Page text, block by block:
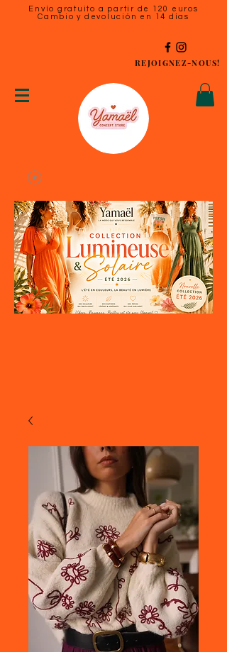
Envío gratuito a partir de 120 euros
Cambio y devolución en 14 días
REJOIGNEZ-NOUS!